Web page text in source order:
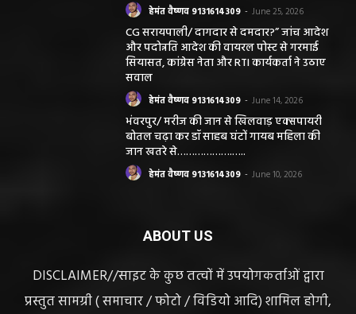
हेमंत वैष्णव 9131614309 - June 25, 2026
CG सरायपाली/ दागदार से दमदार?” जांच आदेश
और पदोन्नति आदेश की वायरल पोस्ट से गरमाई
सियासत, कांग्रेस नेता और RTI कार्यकर्ता ने उठाए
सवाल
हेमंत वैष्णव 9131614309 - June 14, 2026
भंवरपुर/ मरीज की जान से खिलवाड़ एक्सपायरी
बोतल चढ़ा कर डॉ साहब घंटों गायब महिला की
जान खतरे से……………….…..
हेमंत वैष्णव 9131614309 - June 10, 2026
ABOUT US
DISCLAIMER//साइट के कुछ तत्वों में उपयोगकर्ताओं द्वारा
प्रस्तुत सामग्री ( समाचार / फोटो / विडियो आदि) शामिल होगी,